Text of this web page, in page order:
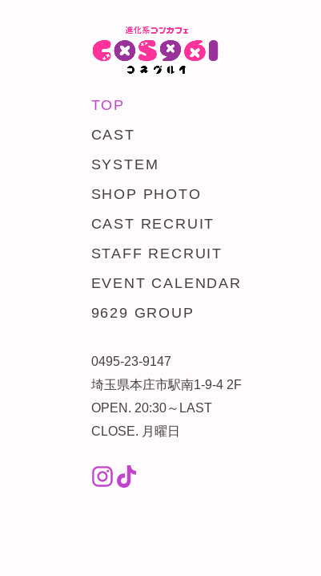
TOP
CAST
SYSTEM
SHOP PHOTO
CAST RECRUIT
STAFF RECRUIT
EVENT CALENDAR
9629 GROUP
0495-23-9147
埼玉県本庄市駅南1-9-4 2F
OPEN. 20:30～LAST
CLOSE. 月曜日
Instagram（外部リンク）